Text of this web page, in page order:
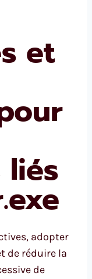
et
liés
adopter
de réduire la
de